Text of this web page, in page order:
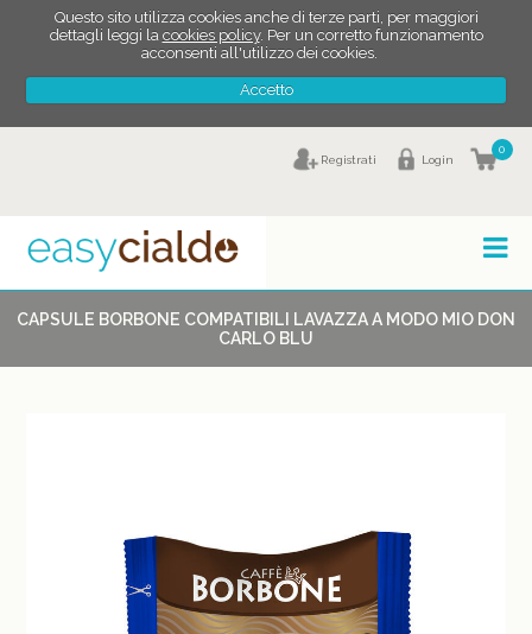
Questo sito utilizza cookies anche di terze parti, per maggiori
dettagli leggi la cookies policy. Per un corretto funzionamento
acconsenti all'utilizzo dei cookies.
Accetto
0
Login
Registrati
CAPSULE BORBONE COMPATIBILI LAVAZZA A MODO MIO DON
CARLO BLU